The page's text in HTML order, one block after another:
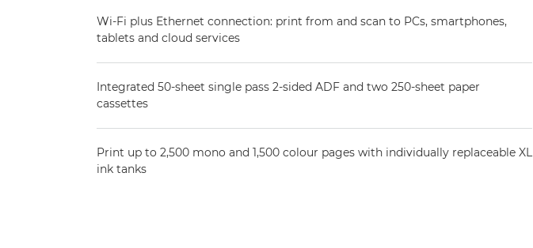
Wi-Fi plus Ethernet connection: print from and scan to PCs, smartphones,
tablets and cloud services
Integrated 50-sheet single pass 2-sided ADF and two 250-sheet paper
cassettes
Print up to 2,500 mono and 1,500 colour pages with individually replaceable XL
ink tanks